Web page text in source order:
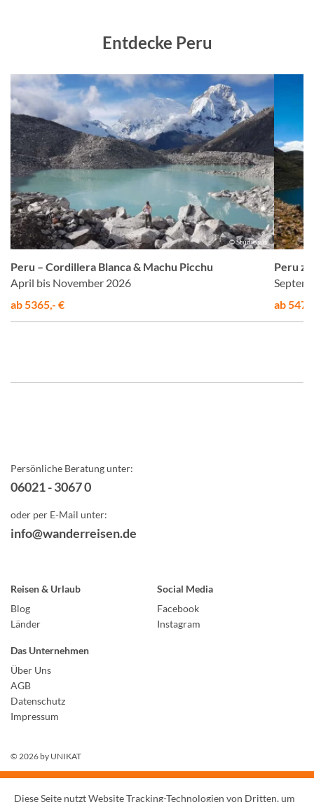
Entdecke Peru
© Studiosus
Peru – Cordillera Blanca & Machu Picchu
April bis November 2026
ab 5365,- €
Peru
ab
Persönliche Beratung unter:
06021 - 3067 0
oder per E-Mail unter:
info@wanderreisen.de
Reisen & Urlaub
Blog
Länder
Social Media
Facebook
Instagram
Das Unternehmen
Über Uns
AGB
Datenschutz
Impressum
© 2026 by UNIKAT
Diese Seite nutzt Website Tracking-Technologien von Dritten, um